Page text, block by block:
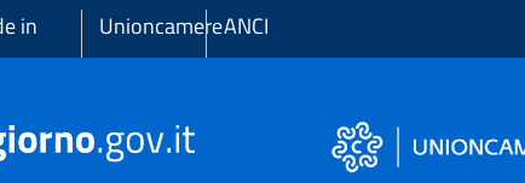
in
UnioncamereANCI